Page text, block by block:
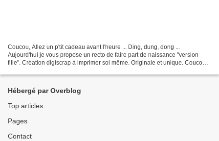
Coucou, Allez un p'tit cadeau avant l'heure ... Ding, dung, dong ...
Aujourd'hui je vous propose un recto de faire part de naissance "version
fille". Création digiscrap à imprimer soi même. Originale et unique. Coucou,
Hébergé par Overblog
Top articles
Pages
Contact